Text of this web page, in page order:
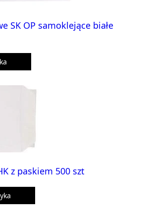
SK OP samoklejące białe
z paskiem 500 szt